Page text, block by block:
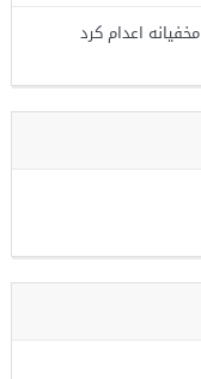
اعدام کرد